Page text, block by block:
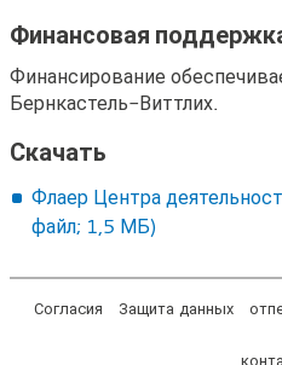
Финансовая
Финансирование
Бернкастель-Виттлих.
Скачать
Флаер Центра
файл; 1,5 МБ)
Согласия Защита данных